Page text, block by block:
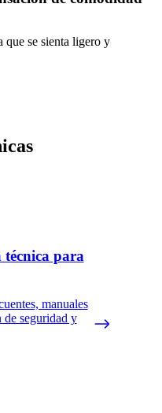
que se sienta ligero y
técnica para
manuales
seguridad y